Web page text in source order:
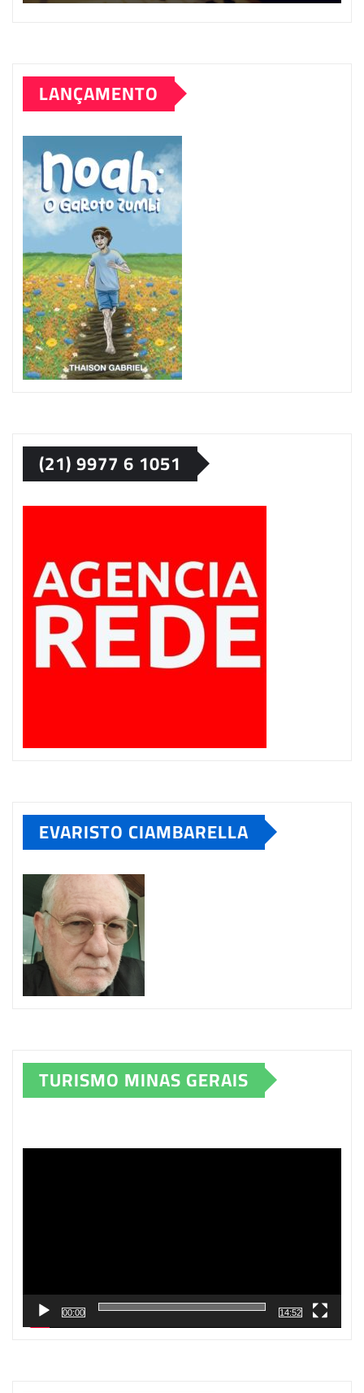
LANÇAMENTO
(21) 9977 6 1051
EVARISTO CIAMBARELLA
TURISMO MINAS GERAIS
00:00 14:52